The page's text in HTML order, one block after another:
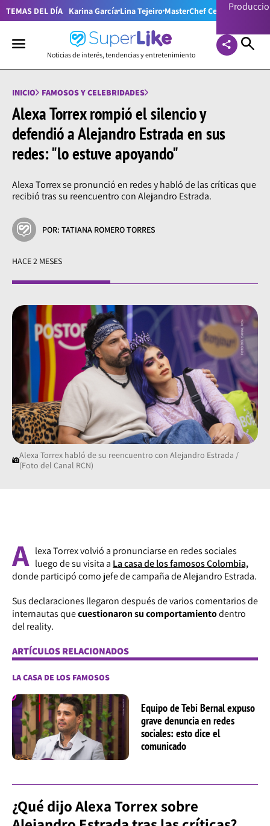
TEMAS DEL DÍA Karina García Lina Tejeiro MasterChef Celebrity
Noticias de interés, tendencias y entretenimiento
INICIO FAMOSOS Y CELEBRIDADES
Alexa Torrex rompió el silencio y
defendió a Alejandro Estrada en sus
redes: "lo estuve apoyando"
Alexa Torrex se pronunció en redes y habló de las críticas que
recibió tras su reencuentro con Alejandro Estrada.
POR: TATIANA ROMERO TORRES
HACE 2 MESES
Alexa Torrex habló de su reencuentro con Alejandro Estrada /
(Foto del Canal RCN)
A lexa Torrex volvió a pronunciarse en redes sociales
luego de su visita a La casa de los famosos Colombia,
donde participó como jefe de campaña de Alejandro Estrada.
Sus declaraciones llegaron después de varios comentarios de
internautas quecuestionaron su comportamientodentro
del reality.
ARTÍCULOS RELACIONADOS
LA CASA DE LOS FAMOSOS
Equipo de Tebi Bernal expuso
grave denuncia en redes
sociales: esto dice el
comunicado
¿Qué dijo Alexa Torrex sobre